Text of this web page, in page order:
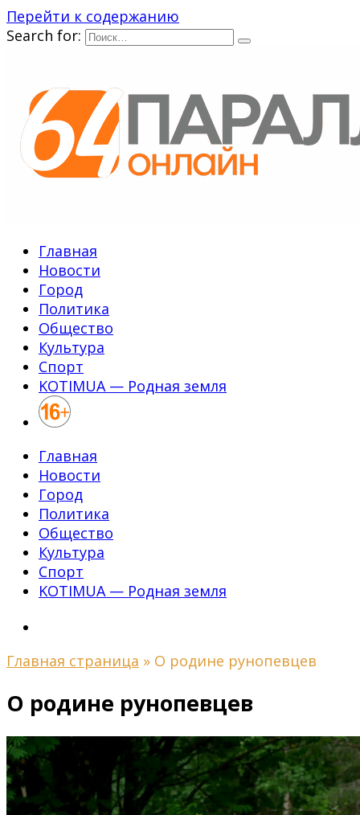
Перейти к содержанию
Search for:
Главная
Новости
Город
Политика
Общество
Культура
Спорт
KOTIMUA — Родная земля
Главная
Новости
Город
Политика
Общество
Культура
Спорт
KOTIMUA — Родная земля
Главная страница » О родине рунопевцев
О родине рунопевцев